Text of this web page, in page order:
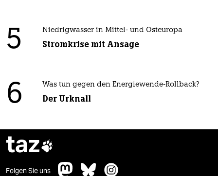
5 Niedrigwasser in Mittel- und Osteuropa
Stromkrise mit Ansage
6 Was tun gegen den Energiewende-Rollback?
Der Urknall
taz
Folgen Sie uns